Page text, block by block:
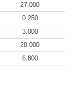
27.000
0.250
3.000
20.000
6.800